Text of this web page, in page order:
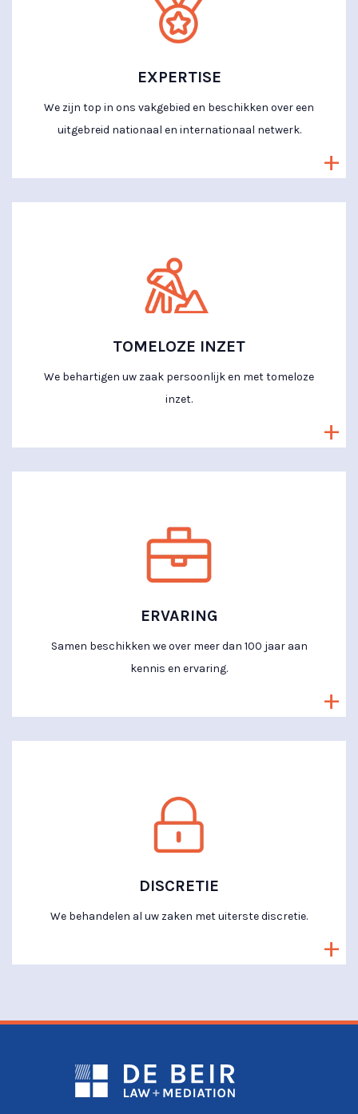
EXPERTISE
We zijn top in ons vakgebied en beschikken over een
uitgebreid nationaal en internationaal netwerk.
TOMELOZE INZET
We behartigen uw zaak persoonlijk en met tomeloze
inzet.
ERVARING
Samen beschikken we over meer dan 100 jaar aan
kennis en ervaring.
DISCRETIE
We behandelen al uw zaken met uiterste discretie.